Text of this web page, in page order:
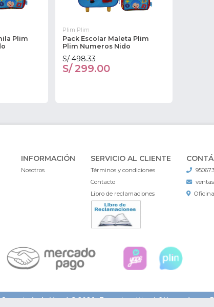
Plim
Plim Plim
Pack Escolar Maleta Plim
Plim Numeros Nido
S/ 498.33
S/ 299.00
INFORMACIÓN
Nosotros
SERVICIO AL CLIENTE
Términos y condiciones
Contacto
Libro de reclamaciones
Juguetería de Mamá © 2026¿Te gusta mi tienda? Yo vendo con